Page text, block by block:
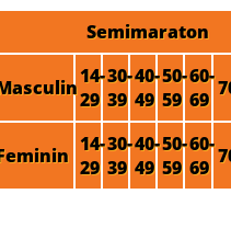
Semimaraton
14-
29
30-
39
40-
49
50-
59
60-
69
14-
29
30-
39
40-
49
50-
59
60-
69